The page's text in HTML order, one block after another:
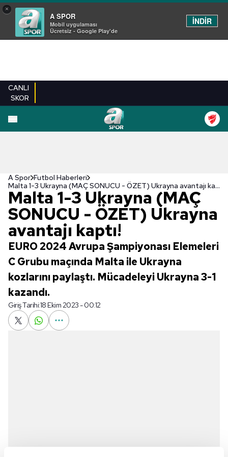
×
A SPOR
Mobil uygulaması
Ücretsiz - Google Play'de
İNDİR
CANLI
SKOR
A Spor Futbol Haberleri
Malta 1-3 Ukrayna (MAÇ SONUCU - ÖZET) Ukrayna avantajı kaptı!
Malta 1-3 Ukrayna (MAÇ
SONUCU - ÖZET) Ukrayna
avantajı kaptı!
EURO 2024 Avrupa Şampiyonası Elemeleri
C Grubu maçında Malta ile Ukrayna
kozlarını paylaştı. Mücadeleyi Ukrayna 3-1
kazandı.
Giriş Tarihi:18 Ekim 2023 - 00:12